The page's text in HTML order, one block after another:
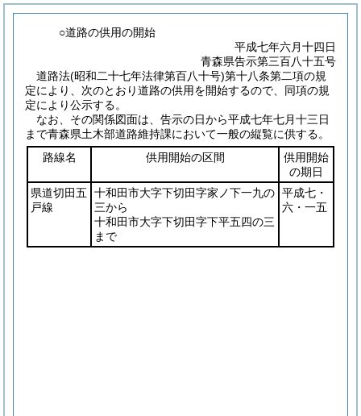
○道路の供用の開始
平成七年六月十四日
青森県告示第三百八十五号
道路法(昭和二十七年法律第百八十号)第十八条第二項の規
定により、次のとおり道路の供用を開始するので、同項の規
定により公示する。
なお、その関係図面は、告示の日から平成七年七月十三日
まで青森県土木部道路維持課において一般の縦覧に供する。
路線名
供用開始の区間
供用開始
の期日
県道切田五
戸線
十和田市大字下切田字家ノ下一九の
三から
十和田市大字下切田字下平五四の三
まで
平成七・
六・一五